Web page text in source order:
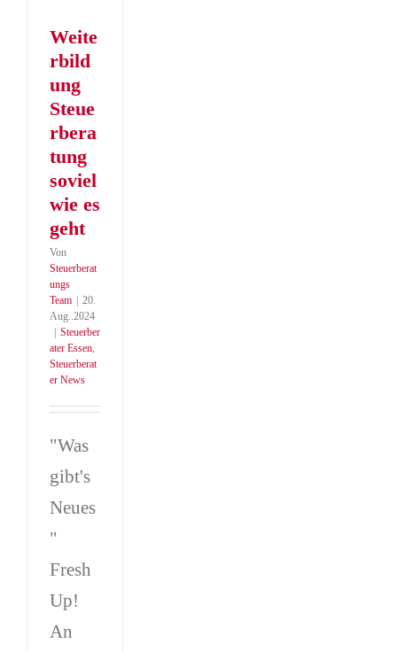
Weite
rbild
ung
Steue
rbera
tung
soviel
wie es
geht
Von
Steuerberat
ungs
Team
20.
Aug..2024
Steuerber
ater Essen,
Steuerberat
er News
"Was
gibt's
Neues
"
Fresh
Up!
An